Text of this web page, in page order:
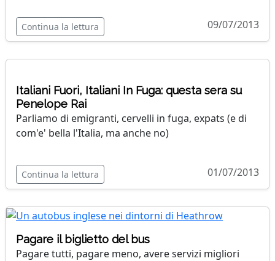
Continua la lettura 09/07/2013
Italiani Fuori, Italiani In Fuga: questa sera su
Penelope Rai
Parliamo di emigranti, cervelli in fuga, expats (e di
com'e' bella l'Italia, ma anche no)
Continua la lettura 01/07/2013
Pagare il biglietto del bus
Pagare tutti, pagare meno, avere servizi migliori